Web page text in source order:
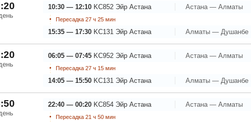
10:30 — 12:10 KC852 Эйр Астана Астана — Алматы
Пересадка 27 ч 25 мин
15:35 — 17:30 KC131 Эйр Астана Алматы — Душанбе
06:05 — 07:45 KC952 Эйр Астана Астана — Алматы
Пересадка 27 ч 15 мин
14:05 — 15:50 KC131 Эйр Астана Алматы — Душанбе
22:40 — 00:20 KC854 Эйр Астана Астана — Алматы
Пересадка 21 ч 50 мин